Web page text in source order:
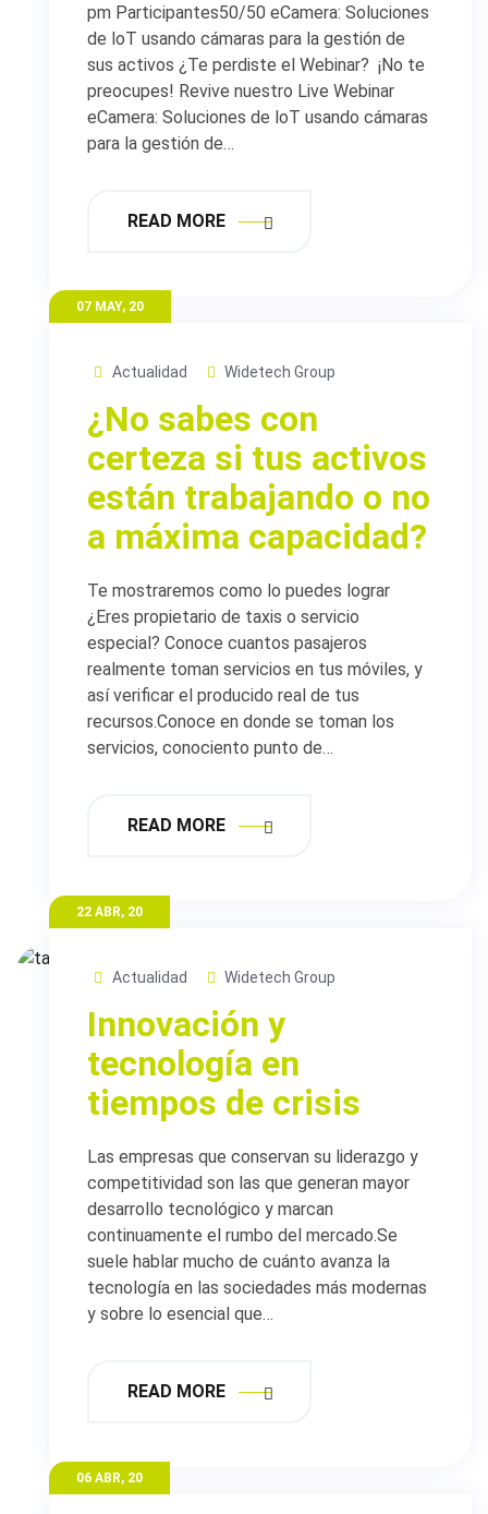
pm Participantes50/50 eCamera: Soluciones
de loT usando cámaras para la gestión de
sus activos ¿Te perdiste el Webinar?​ ¡No te
preocupes! Revive nuestro Live Webinar
eCamera: Soluciones de loT usando cámaras
para la gestión de…
READ MORE
07 MAY, 20
Actualidad Widetech Group
¿No sabes con
certeza si tus activos
están trabajando o no
a máxima capacidad?
Te mostraremos como lo puedes lograr
¿Eres propietario de taxis o servicio
especial? Conoce cuantos pasajeros
realmente toman servicios en tus móviles, y
así verificar el producido real de tus
recursos.Conoce en donde se toman los
servicios, conociento punto de…
READ MORE
22 ABR, 20
Actualidad Widetech Group
Innovación y
tecnología en
tiempos de crisis
Las empresas que conservan su liderazgo y
competitividad son las que generan mayor
desarrollo tecnológico y marcan
continuamente el rumbo del mercado.Se
suele hablar mucho de cuánto avanza la
tecnología en las sociedades más modernas
y sobre lo esencial que…
READ MORE
06 ABR, 20